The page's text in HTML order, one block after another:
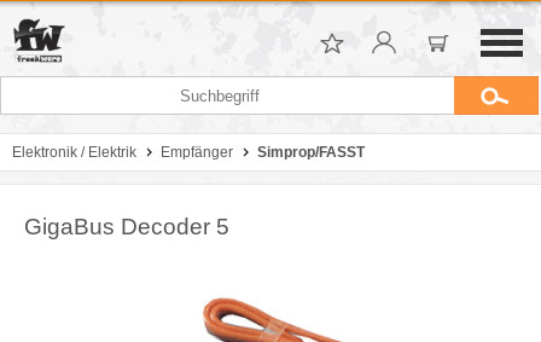
Elektronik / Elektrik Empfänger Simprop/FASST
GigaBus Decoder 5